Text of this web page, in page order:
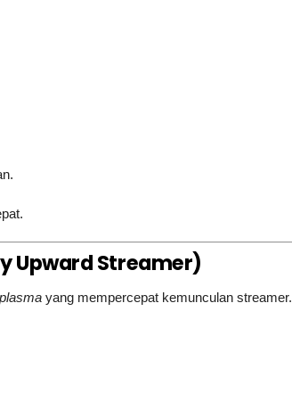
Upward Streamer)
yang mempercepat kemunculan streamer.